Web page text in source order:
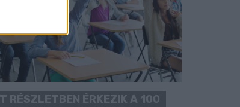
RÉSZLETBEN ÉRKEZIK A 100